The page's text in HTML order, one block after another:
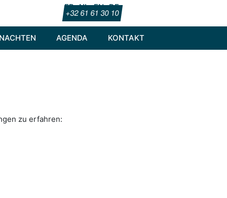
FR NL EN DE
+32 61 61 30 10
AGENDA KONTAKT
zu erfahren: